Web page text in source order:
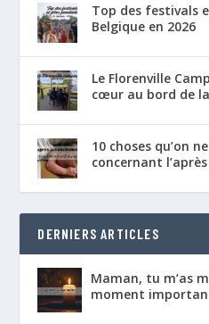
Top des festivals
Belgique en 2026
Le Florenville
cœur au bord de
10 choses qu’on
concernant
DERNIERS ARTICLES
Maman, tu m’as
moment